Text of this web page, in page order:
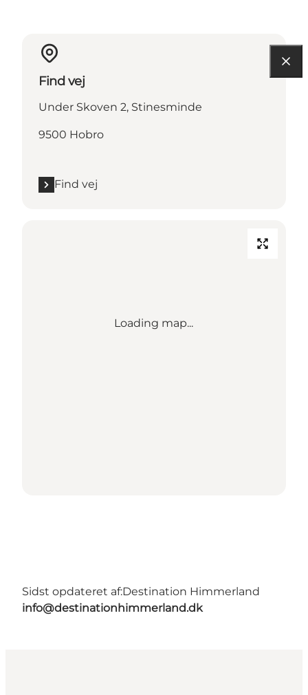
Find vej
Under Skoven 2, Stinesminde
9500 Hobro
Find vej
Loading map...
Sidst opdateret af:Destination Himmerland
info@destinationhimmerland.dk